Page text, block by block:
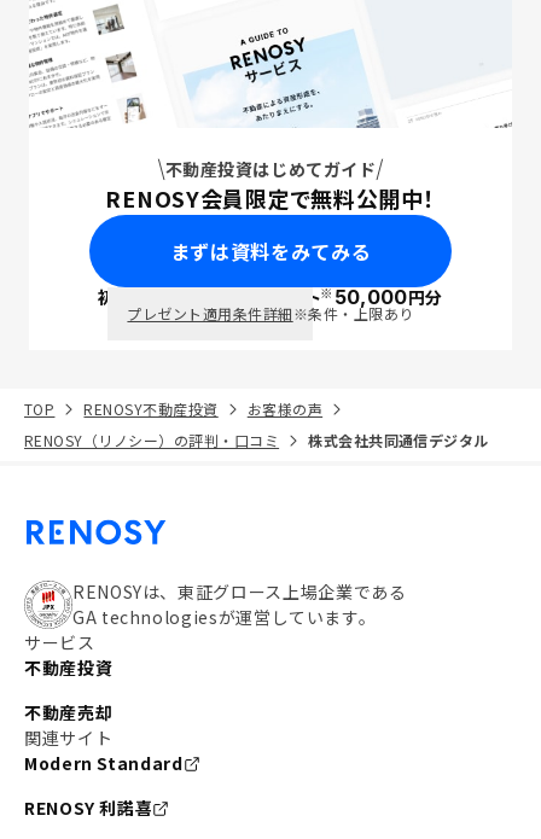
不動産投資はじめてガイド
RENOSY会員限定で無料公開中！
まずは資料をみてみる
初回面談で ポイント※50,000円分
プレゼント適用条件詳細※条件・上限あり
TOP RENOSY不動産投資
お客様の声
RENOSY（リノシー）の評判・口コミ
株式会社共同通信デジタル
RENOSYは、東証グロース上場企業である
GA technologiesが運営しています。
サービス
不動産投資
不動産売却
関連サイト
Modern Standard
RENOSY 利諾喜